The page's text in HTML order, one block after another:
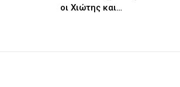
οι Χιώτης και…